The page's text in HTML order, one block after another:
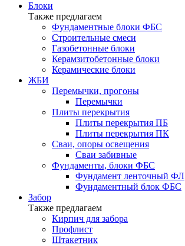
Блоки
Также предлагаем
Фундаментные блоки ФБС
Строительные смеси
Газобетонные блоки
Керамзитобетонные блоки
Керамические блоки
ЖБИ
Перемычки, прогоны
Перемычки
Плиты перекрытия
Плиты перекрытия ПБ
Плиты перекрытия ПК
Сваи, опоры освещения
Сваи забивные
Фундаменты, блоки ФБС
Фундамент ленточный ФЛ
Фундаментный блок ФБС
Забор
Также предлагаем
Кирпич для забора
Профлист
Штакетник